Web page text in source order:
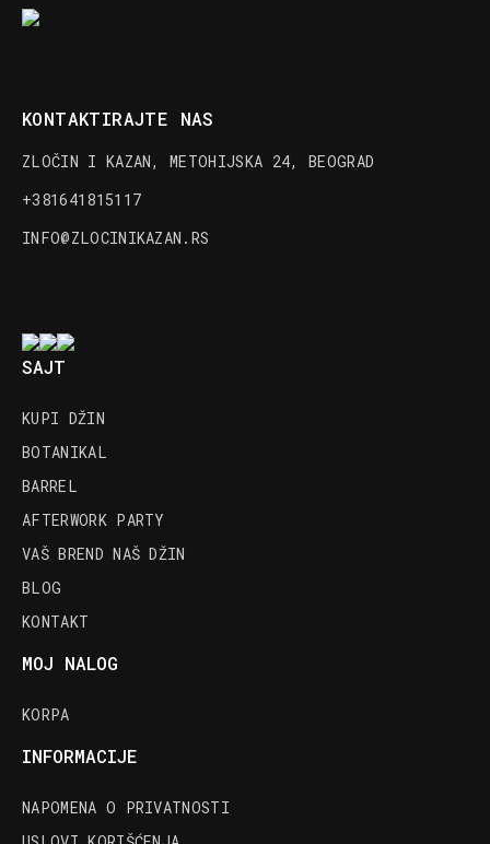
KONTAKTIRAJTE NAS
ZLOČIN I KAZAN, METOHIJSKA 24, BEOGRAD
+381641815117
INFO@ZLOCINIKAZAN.RS
SAJT
KUPI DŽIN
BOTANIKAL
BARREL
AFTERWORK PARTY
VAŠ BREND NAŠ DŽIN
BLOG
KONTAKT
MOJ NALOG
KORPA
INFORMACIJE
NAPOMENA O PRIVATNOSTI